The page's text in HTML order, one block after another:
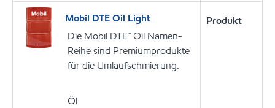
Mobil DTE Oil Light
Die Mobil DTE™ Oil Namen-
Reihe sind Premiumprodukte
für die Umlaufschmierung.
Öl
Produkt